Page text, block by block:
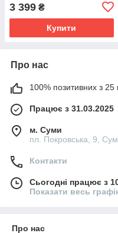
3 399 ₴
Купити
Про нас
100% позитивних з 25
Працює з 31.03.2025
м. Суми
пл. Покровська, 9,
Контакти
Сьогодні працює з
Показати весь
Про нас